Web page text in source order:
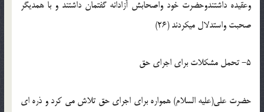
وعقيده داشتندوحضرت خود واصحابش آزادانه گفتمان داشتند و با همديگر
صحبت واستدلال ميكردند (26)
5- تحمل مشكلات براي اجراي حق
حضرت علي(عليه السلام) همواره براي اجراي حق تلاش مي كرد و ذره اي